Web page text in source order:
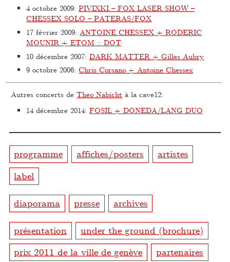
4 octobre 2009:PIVIXKI – FOX LASER SHOW –
CHESSEX SOLO – PATERAS/FOX
17 février 2009:ANTOINE CHESSEX + RODERIC
MOUNIR + ETOM :: DOT
10 décembre 2007:DARK MATTER + Gilles Aubry
9 octobre 2006:Chris Corsano + Antoine Chessex
Autres concerts deTheo Nabicht à la cave12:
14 décembre 2014:FOSIL + DONEDA/LANG DUO
programme affiches/posters
artistes
label
diaporama presse archives
présentation
under the ground (brochure)
prix 2011 de la ville de genève
partenaires